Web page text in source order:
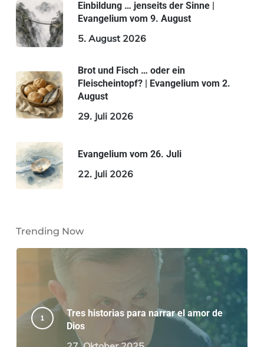
Einbildung … jenseits der Sinne |
Evangelium vom 9. August
5. August 2026
Brot und Fisch … oder ein
Fleischeintopf? | Evangelium vom 2.
August
29. Juli 2026
Evangelium vom 26. Juli
22. Juli 2026
Trending Now
Tres historias para narrar el amor de
Dios